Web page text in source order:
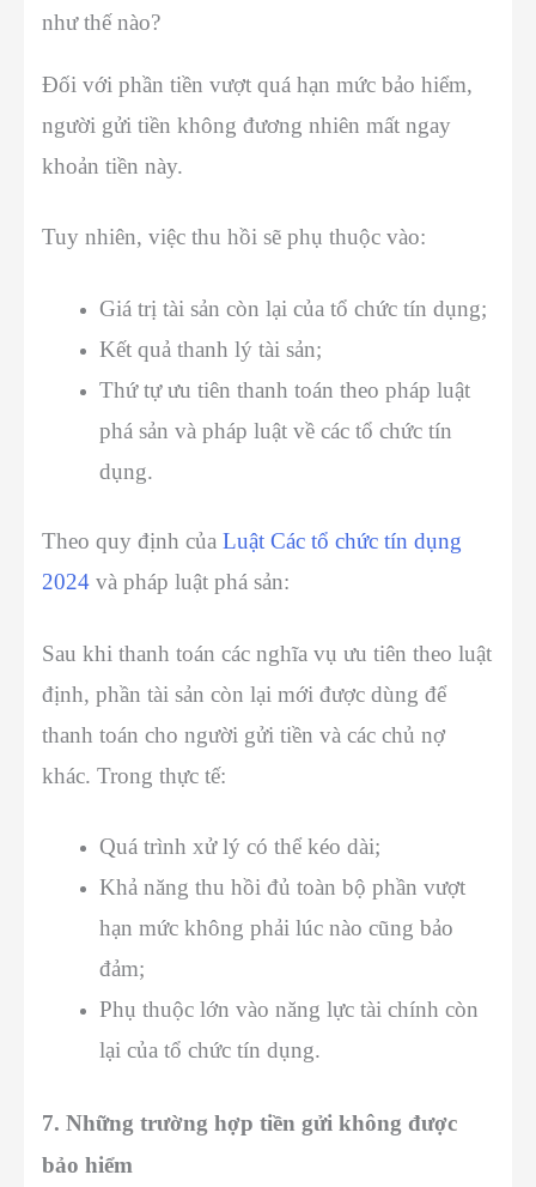
như thế nào?
Đối với phần tiền vượt quá hạn mức bảo hiểm,
người gửi tiền không đương nhiên mất ngay
khoản tiền này.
Tuy nhiên, việc thu hồi sẽ phụ thuộc vào:
Giá trị tài sản còn lại của tổ chức tín dụng;
Kết quả thanh lý tài sản;
Thứ tự ưu tiên thanh toán theo pháp luật
phá sản và pháp luật về các tổ chức tín
dụng.
Theo quy định của Luật Các tổ chức tín dụng
2024 và pháp luật phá sản:
Sau khi thanh toán các nghĩa vụ ưu tiên theo luật
định, phần tài sản còn lại mới được dùng để
thanh toán cho người gửi tiền và các chủ nợ
khác. Trong thực tế:
Quá trình xử lý có thể kéo dài;
Khả năng thu hồi đủ toàn bộ phần vượt
hạn mức không phải lúc nào cũng bảo
đảm;
Phụ thuộc lớn vào năng lực tài chính còn
lại của tổ chức tín dụng.
7. Những trường hợp tiền gửi không được
bảo hiểm